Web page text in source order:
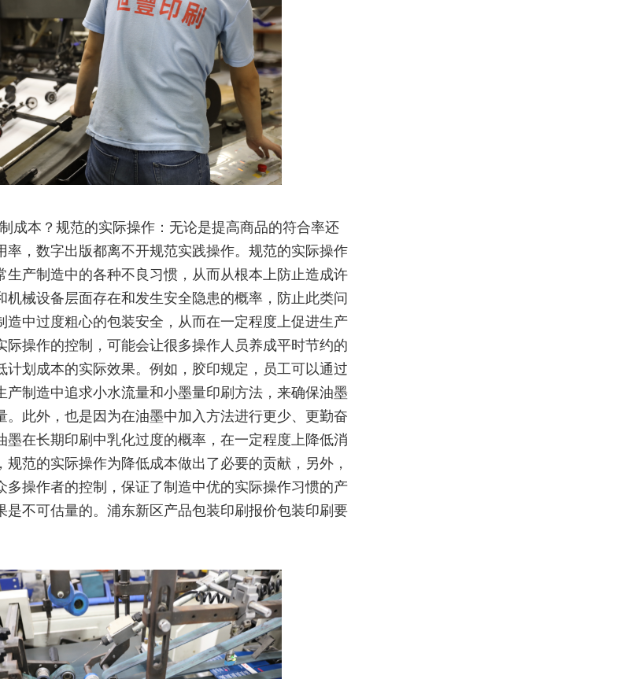
成本？规范的实际操作：无论是提高商品的符合率还
率，数字出版都离不开规范实践操作。规范的实际操作
生产制造中的各种不良习惯，从而从根本上防止造成许
机械设备层面存在和发生安全隐患的概率，防止此类问
造中过度粗心的包装安全，从而在一定程度上促进生产
际操作的控制，可能会让很多操作人员养成平时节约的
计划成本的实际效果。例如，胶印规定，员工可以通过
产制造中追求小水流量和小墨量印刷方法，来确保油墨
。此外，也是因为在油墨中加入方法进行更少、更勤奋
墨在长期印刷中乳化过度的概率，在一定程度上降低消
规范的实际操作为降低成本做出了必要的贡献，另外，
多操作者的控制，保证了制造中优的实际操作习惯的产
是不可估量的。浦东新区产品包装印刷报价包装印刷要